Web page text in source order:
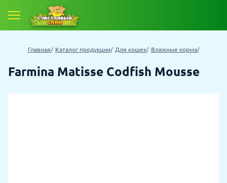
Главная Каталог продукции Для кошек Влажные корма
Farmina Matisse Codfish Mousse